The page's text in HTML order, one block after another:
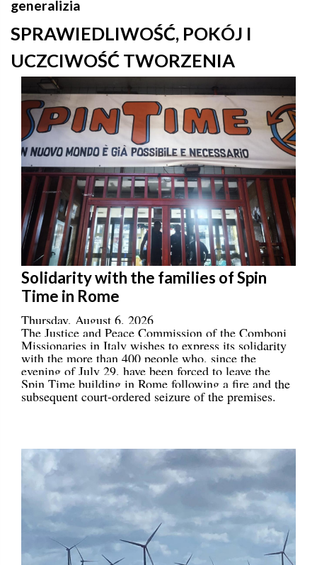
generalizia
SPRAWIEDLIWOŚĆ, POKÓJ I
UCZCIWOŚĆ TWORZENIA
Solidarity with the families of Spin
Time in Rome
Thursday, August 6, 2026
The Justice and Peace Commission of the Comboni
Missionaries in Italy wishes to express its solidarity
with the more than 400 people who, since the
evening of July 29, have been forced to leave the
Spin Time building in Rome following a fire and the
subsequent court-ordered seizure of the premises.